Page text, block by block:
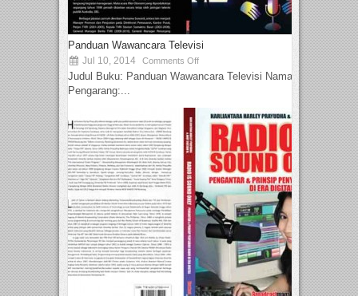
Panduan Wawancara Televisi
Jul 10, 2014 Comments Off
Judul Buku: Panduan Wawancara Televisi Nama
Pengarang:...